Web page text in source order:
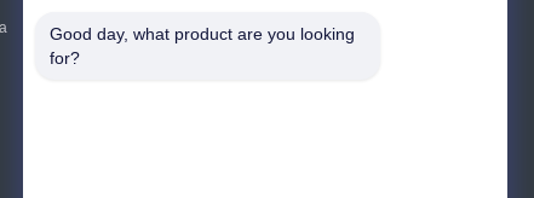
Good day, what product are you looking
for?